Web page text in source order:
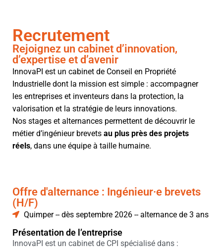
Recrutement
Rejoignez un cabinet d’innovation,
d’expertise et d’avenir
InnovaPI est un cabinet de Conseil en Propriété
Industrielle dont la mission est simple : accompagner
les entreprises et inventeurs dans la protection, la
valorisation et la stratégie de leurs innovations.
Nos stages et alternances permettent de découvrir le
métier d’ingénieur brevets au plus près des projets
réels, dans une équipe à taille humaine.
Offre d'alternance : Ingénieur·e brevets
(H/F)
Quimper -- dès septembre 2026 -- alternance de 3 ans
Présentation de l’entreprise
InnovaPI est un cabinet de CPI spécialisé dans :